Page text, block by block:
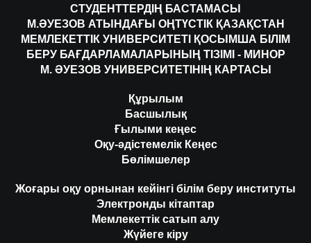
СТУДЕНТТЕРДІҢ БАСТАМАСЫ
М.ӘУЕЗОВ АТЫНДАҒЫ ОҢТҮСТІК ҚАЗАҚСТАН
МЕМЛЕКЕТТІК УНИВЕРСИТЕТІ ҚОСЫМША БІЛІМ
БЕРУ БАҒДАРЛАМАЛАРЫНЫҢ ТІЗІМІ - МИНОР
М. ӘУЕЗОВ УНИВЕРСИТЕТІНІҢ КАРТАСЫ
Құрылым
Басшылық
Ғылыми кеңес
Оқу-әдістемелік Кеңес
Бөлімшелер
Жоғары оқу орнынан кейінгі білім беру институты
Электронды кітаптар
Мемлекеттік сатып алу
Жүйеге кіру